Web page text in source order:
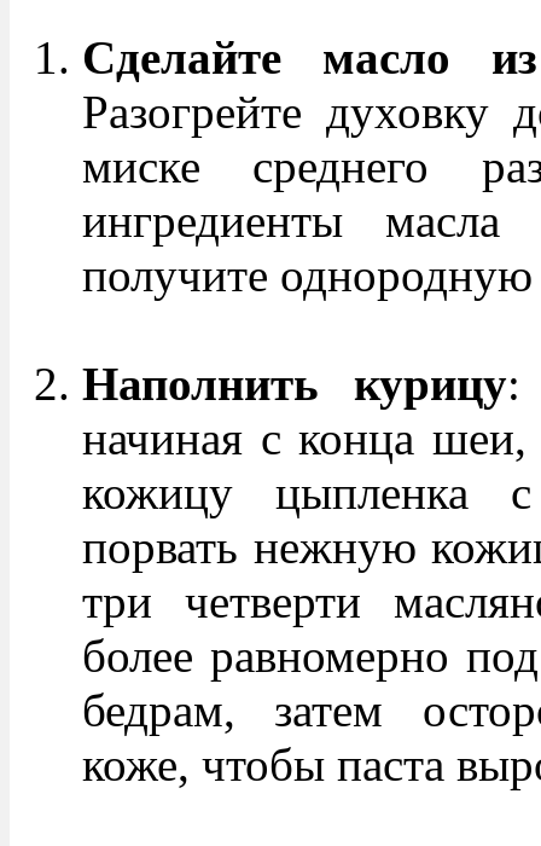
Сделайте масло
Разогрейте
миске среднего
ингредиенты
получите однородную
Наполнить курицу:
начиная с конца
кожицу цыпленка
порвать нежную
три четверти
более равномерно
бедрам, затем
коже, чтобы паста